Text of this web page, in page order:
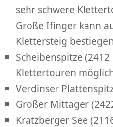
sehr schwere
Große Ifinger kann
Klettersteig
Scheibenspitze
Klettertouren
Verdinser
Großer Mittager
Kratzberger See